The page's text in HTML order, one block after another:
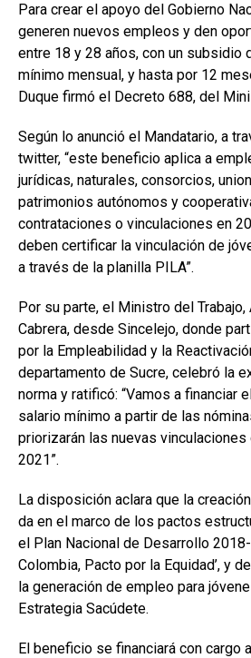
Para crear el apoyo del Gobierno
generen nuevos empleos y den
entre 18 y 28 años, con un subsidio
mínimo mensual, y hasta por 12
Duque firmó el Decreto 688, del
Según lo anunció el Mandatario, a
twitter, “este beneficio aplica a
jurídicas, naturales, consorcios,
patrimonios autónomos y
contrataciones o vinculaciones en
deben certificar la vinculación de
a través de la planilla PILA”.
Por su parte, el Ministro del
Cabrera, desde Sincelejo, donde
por la Empleabilidad y la
departamento de Sucre, celebró la
norma y ratificó: “Vamos a financiar
salario mínimo a partir de las
priorizarán las nuevas vinculaciones
2021”.
La disposición aclara que la
da en el marco de los pactos
el Plan Nacional de Desarrollo
Colombia, Pacto por la Equidad’, y
la generación de empleo para
Estrategia Sacúdete.
El beneficio se financiará con cargo